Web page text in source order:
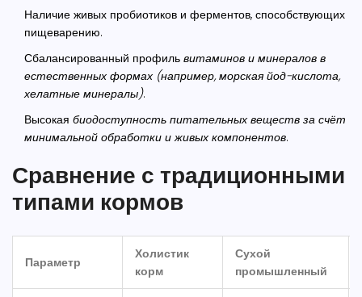
Наличие живых пробиотиков и ферментов, способствующих
пищеварению.
Сбалансированный профиль витаминов и минералов в
естественных формах (например, морская йод-кислота,
хелатные минералы).
Высокая биодоступность питательных веществ за счёт
минимальной обработки и живых компонентов.
Сравнение с традиционными
типами кормов
Параметр
Холистик
корм
Сухой
промышленный